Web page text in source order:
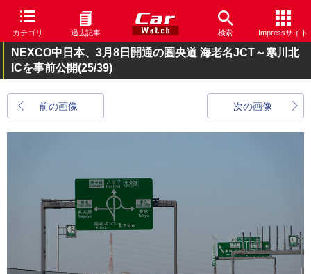
カテゴリ 過去記事 検索 Impressサイト
NEXCO中日本、3月8日開通の圏央道 海老名JCT～寒川北
ICを事前公開(25/39)
前の画像 次の画像